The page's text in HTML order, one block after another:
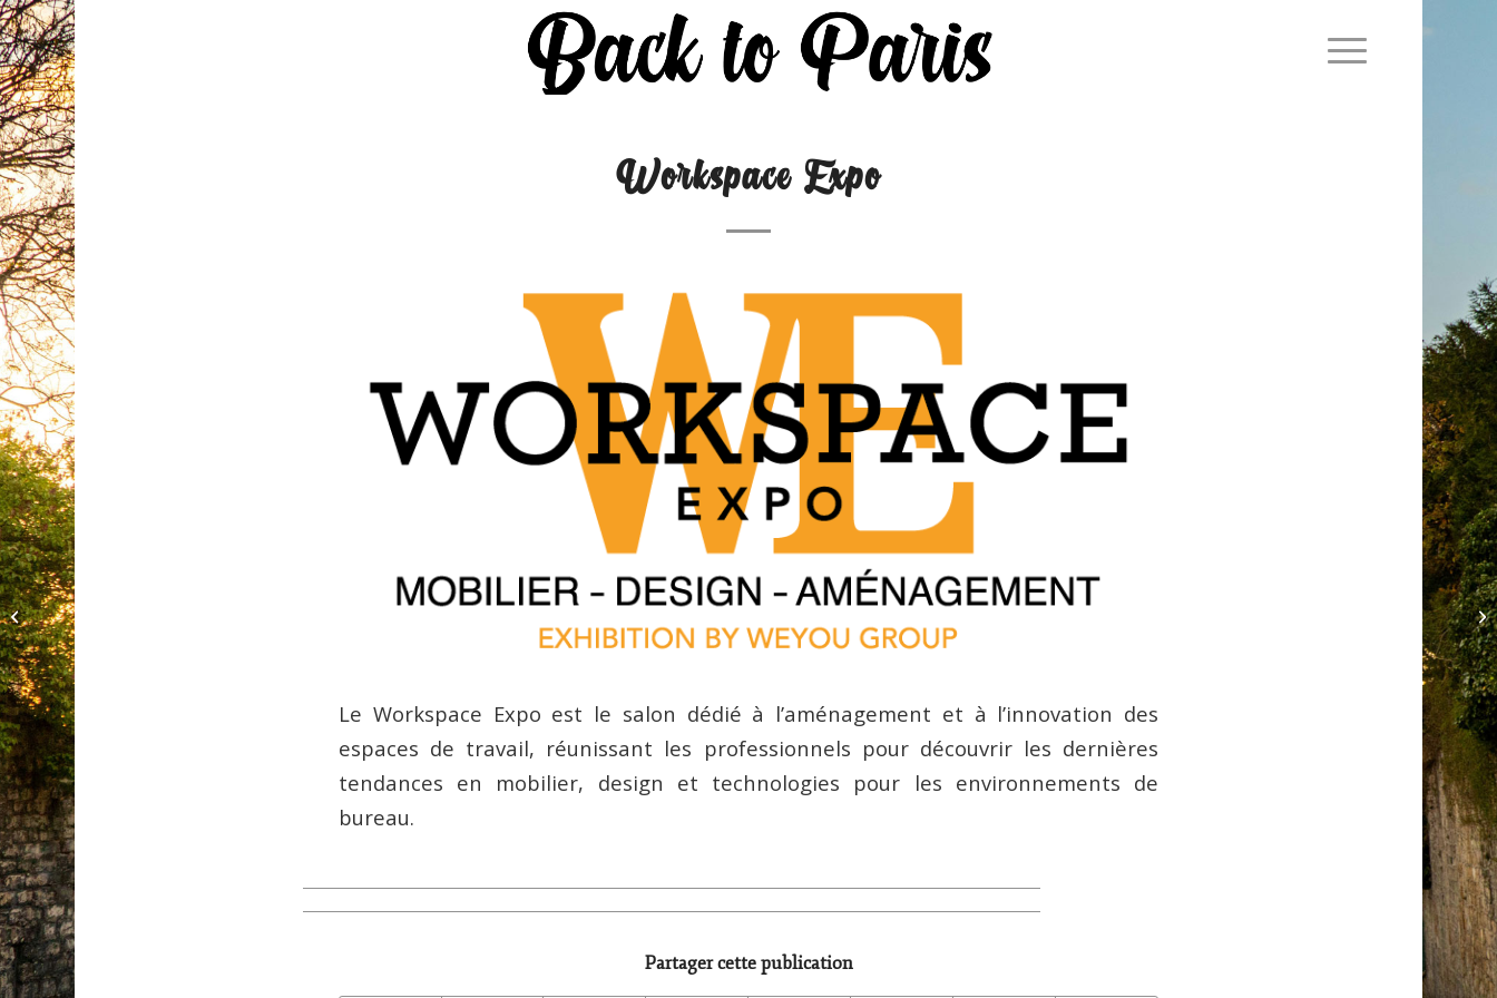
Workspace Expo
Le Workspace Expo est le salon dédié à l’aménagement et à l’innovation des
espaces de travail, réunissant les professionnels pour découvrir les dernières
tendances en mobilier, design et technologies pour les environnements de
bureau.
Partager cette publication
Disco I’m coming out